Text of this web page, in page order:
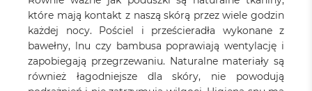
które mają kontakt z naszą skórą przez wiele godzin
każdej nocy. Pościel i prześcieradła wykonane z
bawełny, lnu czy bambusa poprawiają wentylację i
zapobiegają przegrzewaniu. Naturalne materiały są
również łagodniejsze dla skóry, nie powodują